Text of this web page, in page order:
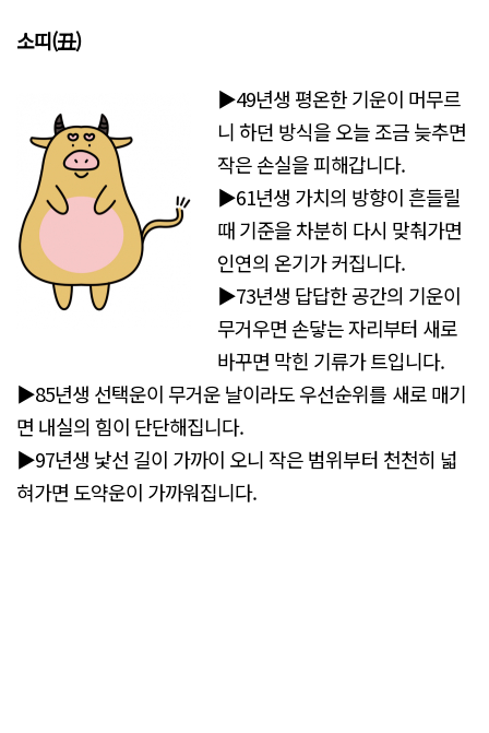
소띠(丑)
▶49년생 평온한 기운이 머무르
니 하던 방식을 오늘 조금 늦추면
작은 손실을 피해갑니다.
▶61년생 가치의 방향이 흔들릴
때 기준을 차분히 다시 맞춰가면
인연의 온기가 커집니다.
▶73년생 답답한 공간의 기운이
무거우면 손닿는 자리부터 새로
바꾸면 막힌 기류가 트입니다.
▶85년생 선택운이 무거운 날이라도 우선순위를 새로 매기
면 내실의 힘이 단단해집니다.
▶97년생 낯선 길이 가까이 오니 작은 범위부터 천천히 넓
혀가면 도약운이 가까워집니다.